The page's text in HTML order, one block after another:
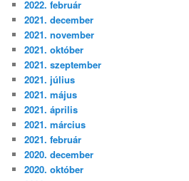
2022. február
2021. december
2021. november
2021. október
2021. szeptember
2021. július
2021. május
2021. április
2021. március
2021. február
2020. december
2020. október